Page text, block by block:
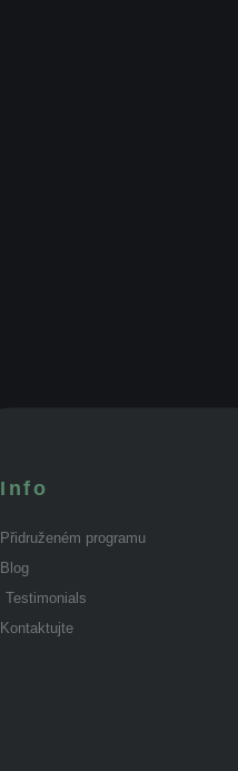
Info
Přidruženém programu
Blog
Testimonials
Kontaktujte